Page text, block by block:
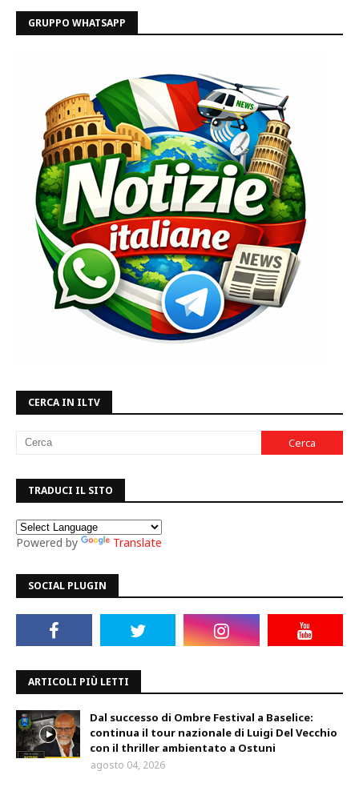
GRUPPO WHATSAPP
CERCA IN ILTV
TRADUCI IL SITO
Powered by Translate
SOCIAL PLUGIN
ARTICOLI PIÙ LETTI
Dal successo di Ombre Festival a Baselice:
continua il tour nazionale di Luigi Del Vecchio
con il thriller ambientato a Ostuni
agosto 04, 2026